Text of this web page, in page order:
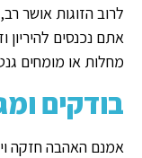
לרוב הזוגות אושר
אתם נכנסים
מחלות או מומחים
בודקים
אמנם האהבה חזקה